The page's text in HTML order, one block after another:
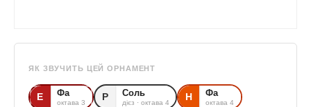
ЯК ЗВУЧИТЬ ЦЕЙ ОРНАМЕНТ
Е Фа
октава 3 Р Соль
дієз · октава 4 Н Фа
октава 4